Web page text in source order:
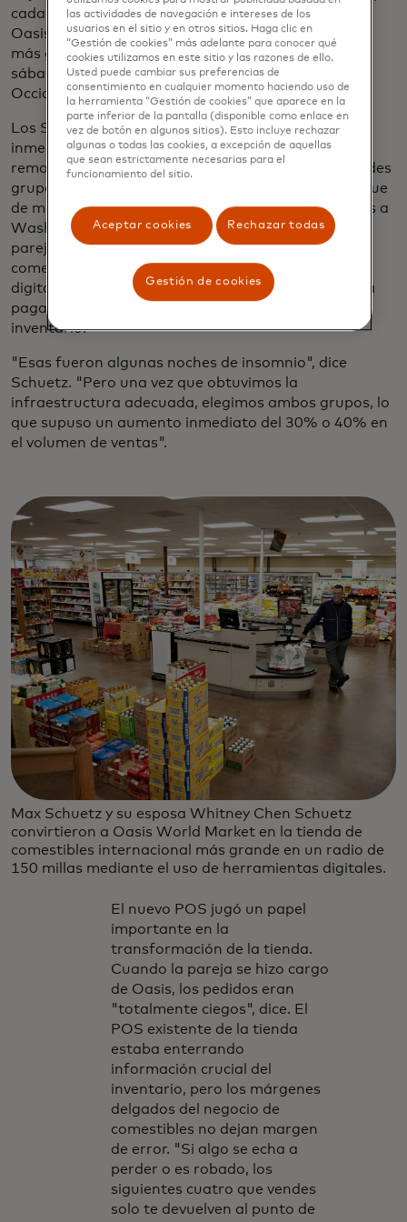
cada vez más, sus vecinos de la región, se dirigen a
Oasis, que ahora es el supermercado internacional
más grande en un radio de 150 millas. "Si vienes un
sábado", dice Schuetz, "verás placas de Virginia
Occidental en nuestro estacionamiento".
Los Schuetz compraron la tienda en 2009 e
inmediatamente comenzaron una importante
remodelación. En un intento por atraer a dos grandes
grupos de gasto, estudiantes coreanos y saudíes, que
de manera regular manejaban más de cuatro horas a
Washington, D.C., para comprar comestibles, la
pareja invirtió casi $ 1 millón en refrigeradores
comerciales y un nuevo sistema de punto de venta
digital, que tiene un serial de pantallas táctiles para
pagar, y también rastrea las ventas y los datos de
inventario.
"Esas fueron algunas noches de insomnio", dice
Schuetz. "Pero una vez que obtuvimos la
infraestructura adecuada, elegimos ambos grupos, lo
que supuso un aumento inmediato del 30% o 40% en
el volumen de ventas".
Max Schuetz y su esposa Whitney Chen Schuetz
convirtieron a Oasis World Market en la tienda de
comestibles internacional más grande en un radio de
150 millas mediante el uso de herramientas digitales.
El nuevo POS jugó un papel
importante en la
transformación de la tienda.
Cuando la pareja se hizo cargo
de Oasis, los pedidos eran
"totalmente ciegos", dice. El
POS existente de la tienda
estaba enterrando
información crucial del
inventario, pero los márgenes
delgados del negocio de
comestibles no dejan margen
de error. "Si algo se echa a
perder o es robado, los
siguientes cuatro que vendes
solo te devuelven al punto de
las actividades de navegación e intereses de los
usuarios en el sitio y en otros sitios. Haga clic en
“Gestión de cookies” más adelante para conocer qué
cookies utilizamos en este sitio y las razones de ello.
Usted puede cambiar sus preferencias de
consentimiento en cualquier momento haciendo uso de
la herramienta “Gestión de cookies” que aparece en la
parte inferior de la pantalla (disponible como enlace en
vez de botón en algunos sitios). Esto incluye rechazar
algunas o todas las cookies, a excepción de aquellas
que sean estrictamente necesarias para el
funcionamiento del sitio.
Aceptar cookies Rechazar todas
Gestión de cookies